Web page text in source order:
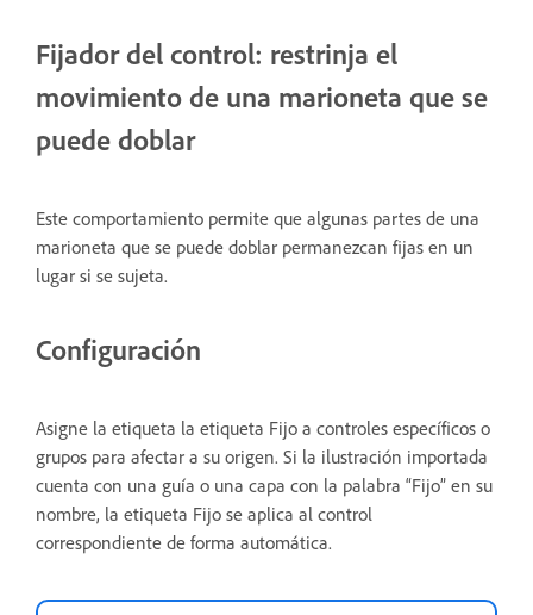
Fijador del control: restrinja el
movimiento de una marioneta que se
puede doblar
Este comportamiento permite que algunas partes de una
marioneta que se puede doblar permanezcan fijas en un
lugar si se sujeta.
Configuración
Asigne la etiqueta la etiqueta Fijo a controles específicos o
grupos para afectar a su origen. Si la ilustración importada
cuenta con una guía o una capa con la palabra “Fijo” en su
nombre, la etiqueta Fijo se aplica al control
correspondiente de forma automática.